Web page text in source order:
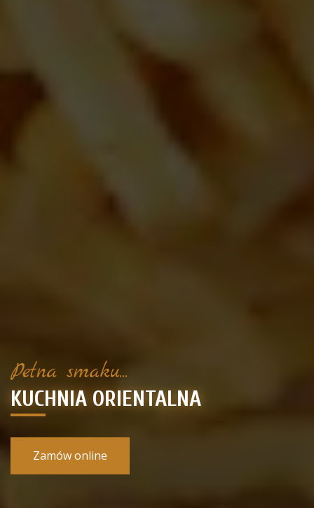
Pełna smaku...
KUCHNIA ORIENTALNA
Zamów online